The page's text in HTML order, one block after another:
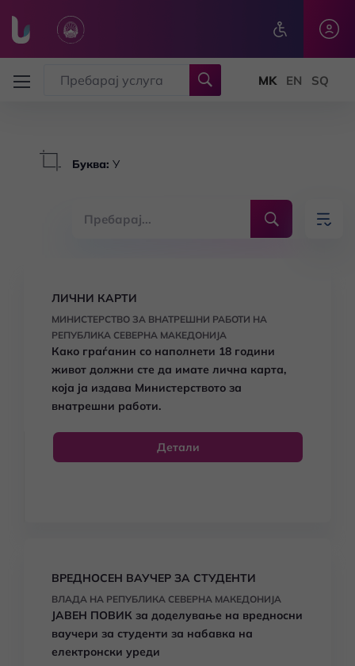
Буква: У
ЛИЧНИ КАРТИ
МИНИСТЕРСТВО ЗА ВНАТРЕШНИ РАБОТИ НА
РЕПУБЛИКА СЕВЕРНА МАКЕДОНИЈА
Како граѓанин со наполнети 18 години
живот должни сте да имате лична карта,
која ја издава Министерството за
внатрешни работи.
Детали
ВРЕДНОСЕН ВАУЧЕР ЗА СТУДЕНТИ
ВЛАДА НА РЕПУБЛИКА СЕВЕРНА МАКЕДОНИЈА
ЈАВЕН ПОВИК за доделување на вредносни
ваучери за студенти за набавка на
електронски уреди